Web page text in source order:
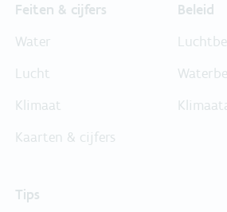
Feiten & cijfers
Water
Lucht
Klimaat
Kaarten & cijfers
Beleid
Tips